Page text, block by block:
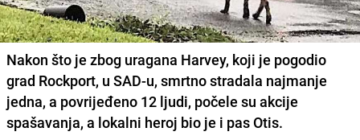
Nakon što je zbog uragana Harvey, koji je pogodio
grad Rockport, u SAD-u, smrtno stradala najmanje
jedna, a povrijeđeno 12 ljudi, počele su akcije
spašavanja, a lokalni heroj bio je i pas Otis.